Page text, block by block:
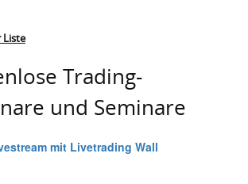
Liste
Trading-
und Seminare